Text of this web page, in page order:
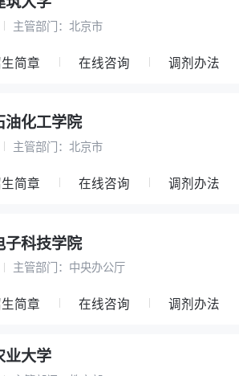
主管部门： 北京市
简章 在线咨询 调剂办法
油化工学院
主管部门： 北京市
简章 在线咨询 调剂办法
子科技学院
主管部门： 中央办公厅
简章 在线咨询 调剂办法
业大学